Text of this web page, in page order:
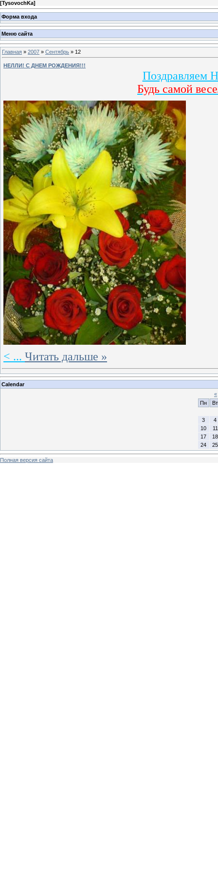
[TysovochKa]
Форма входа
Меню сайта
Главная » 2007 » Сентябрь » 12
НЕЛЛИ! С ДНЕМ РОЖДЕНИЯ!!!
Поздравляем
Будь самой
< ... Читать дальше »
Calendar
«
Пн
Вт
3
4
10
11
17
18
24
25
Полная версия сайта